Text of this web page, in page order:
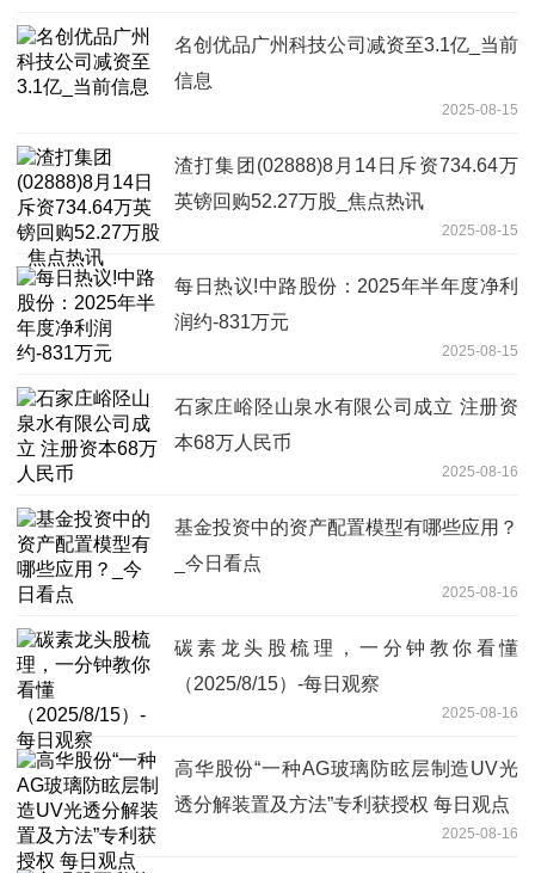
名创优品广州科技公司减资至3.1亿_当前
信息
2025-08-15
渣打集团(02888)8月14日斥资734.64万
英镑回购52.27万股_焦点热讯
2025-08-15
每日热议!中路股份：2025年半年度净利
润约-831万元
2025-08-15
石家庄峪陉山泉水有限公司成立 注册资
本68万人民币
2025-08-16
基金投资中的资产配置模型有哪些应用？
_今日看点
2025-08-16
碳素龙头股梳理，一分钟教你看懂
（2025/8/15）-每日观察
2025-08-16
高华股份“一种AG玻璃防眩层制造UV光
透分解装置及方法”专利获授权 每日观点
2025-08-16